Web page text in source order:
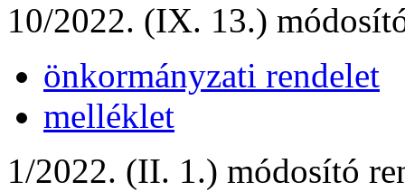
10/2022. (IX. 13.)
önkormányzati rendelet
melléklet
1/2022. (II. 1.) módosító